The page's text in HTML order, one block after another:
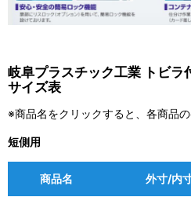
岐阜プラスチック工業 トビラ
サイズ表
※商品名をクリックすると、各商品
短側用
商品名 外寸/内